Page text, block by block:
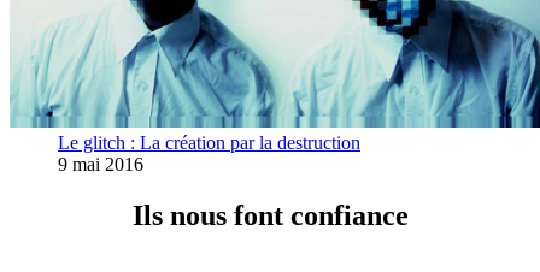
Le glitch : La création par la destruction
9 mai 2016
Ils nous font confiance